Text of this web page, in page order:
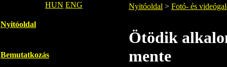
HUN ENG
Nyitóoldal
Bemutatkozás
Nyitóoldal > Fotó- és
Ötödik
mente